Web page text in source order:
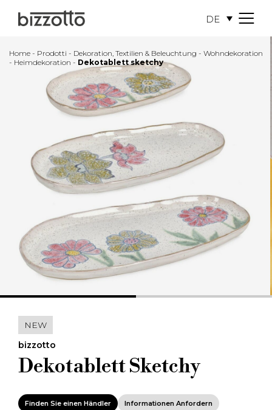
DE
M
u
Home - Prodotti - Dekoration, Textilien & Beleuchtung - Wohndekoration
- Heimdekoration - Dekotablett sketchy
NEW
bizzotto
Dekotablett Sketchy
Finden Sie einen Händler Informationen Anfordern